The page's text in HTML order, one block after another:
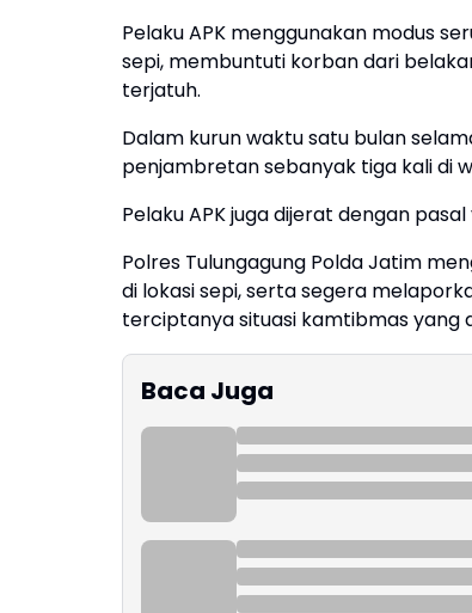
Pelaku APK menggunakan modus
sepi, membuntuti korban dari
terjatuh.
Dalam kurun waktu satu bulan
penjambretan sebanyak tiga kali di
Pelaku APK juga dijerat dengan
Polres Tulungagung Polda Jatim
di lokasi sepi, serta segera
terciptanya situasi kamtibmas yang
Baca Juga